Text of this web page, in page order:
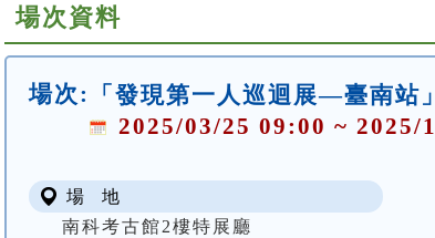
場次資料
場次:
「發現第一人巡迴展—臺南站
2025/03/25 09:00 ~ 2025/
場 地
南科考古館2樓特展廳